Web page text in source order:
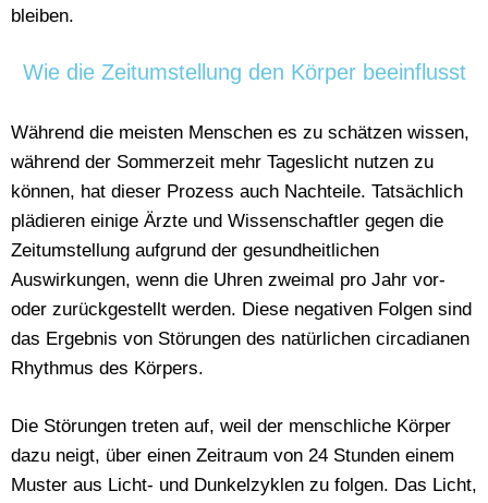
bleiben.
Wie die Zeitumstellung den Körper beeinflusst
Während die meisten Menschen es zu schätzen wissen,
während der Sommerzeit mehr Tageslicht nutzen zu
können, hat dieser Prozess auch Nachteile. Tatsächlich
plädieren einige Ärzte und Wissenschaftler gegen die
Zeitumstellung aufgrund der gesundheitlichen
Auswirkungen, wenn die Uhren zweimal pro Jahr vor-
oder zurückgestellt werden. Diese negativen Folgen sind
das Ergebnis von Störungen des natürlichen circadianen
Rhythmus des Körpers.
Die Störungen treten auf, weil der menschliche Körper
dazu neigt, über einen Zeitraum von 24 Stunden einem
Muster aus Licht- und Dunkelzyklen zu folgen. Das Licht,